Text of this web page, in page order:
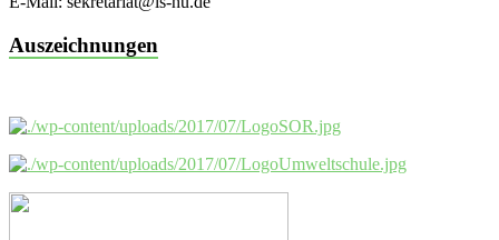
Auszeichnungen